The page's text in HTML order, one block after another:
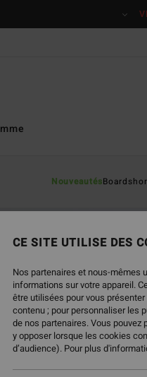
Nouveautés
CE SITE UTILISE DES
Nos partenaires et nous-mêmes
informations sur votre appareil.
être utilisées pour vous
contenu ; pour personnaliser les
de nos partenaires. Vous
y opposer lorsque les cookies
d’audience). Pour plus